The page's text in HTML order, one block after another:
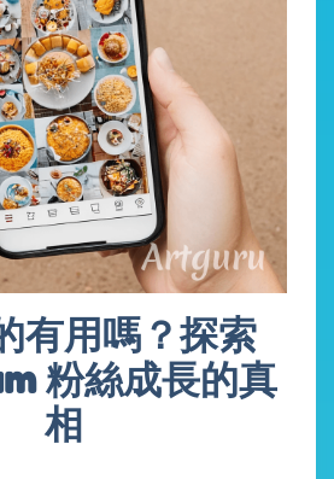
有用嗎？探索
粉絲成長的真
相